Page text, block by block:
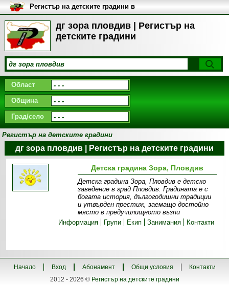
дг зора пловдив | Регистър на
детските градини
Регистър на детските градини в
България
Област
Община
Град/село
Регистър на детските градини
дг зора пловдив | Регистър на детските градини
Детска градина Зора, Пловдив
Детска градина Зора, Пловдив е детско
заведение в град Пловдив. Градината е с
богата история, дългогодишни традиции
и утвърден престиж, заемащо достойно
място в предучилищното възпи
Информация
Групи Екип Занимания Контакти
Начало Вход Абонамент Общи условия
Контакти
2012 - 2026 © Регистър на детските градини